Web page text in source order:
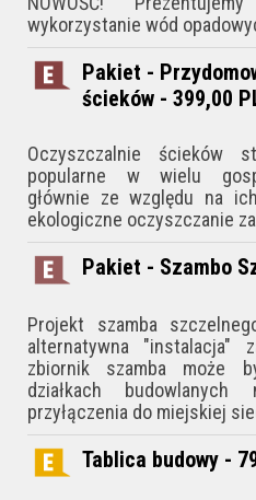
wykorzystanie wód
Pakiet -
ścieków - 399,00
Oczyszczalnie ścieków
popularne w wielu
głównie ze względu na
ekologiczne oczyszczanie
Pakiet - Szambo
Projekt szamba
alternatywna "instalacja"
zbiornik szamba może
działkach budowlanych
przyłączenia do miejskiej
Tablica budowy -